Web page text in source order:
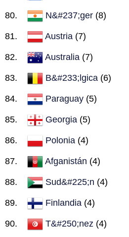
N&#237;ger (8)
Austria (7)
Australia (7)
B&#233;lgica (6)
Paraguay (5)
Georgia (5)
Polonia (4)
Afganistán (4)
Sud&#225;n (4)
Finlandia (4)
T&#250;nez (4)